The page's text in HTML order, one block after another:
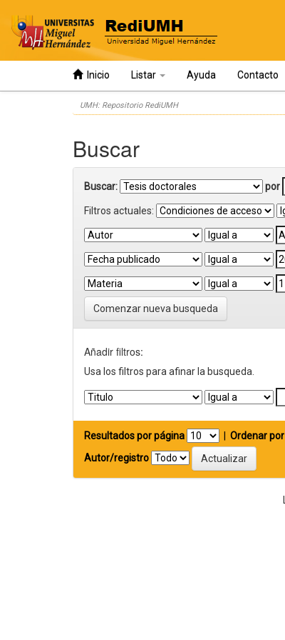
Inicio Listar Ayuda Contacto
UMH: Repositorio RediUMH
Buscar
Buscar: por
Filtros actuales:
Comenzar nueva busqueda
Añadir filtros:
Usa los filtros para afinar la busqueda.
Resultados por página Ordenar por
Autor/registro